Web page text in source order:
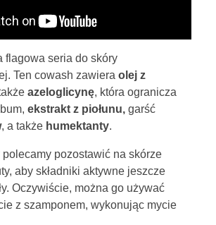
flagowa seria do skóry
Ten cowash zawiera olej z
azeloglicynę, która ogranicza
ekstrakt z piołunu, garść
, a także humektanty.
pozostawić na skórze
aby składniki aktywne jeszcze
Oczywiście, można go używać
z szamponem, wykonując mycie